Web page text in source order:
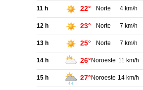
11 h 22° Norte 4 km/h
12 h 23° Norte 7 km/h
13 h 25° Norte 7 km/h
14 h 26° Noroeste 11 km/h
15 h 27° Noroeste 14 km/h